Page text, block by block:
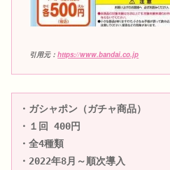
引用元：https://www.bandai.co.jp
・ガシャポン（ガチャ商品）
・１回 400円
・全4種類
・2022年8月～順次導入